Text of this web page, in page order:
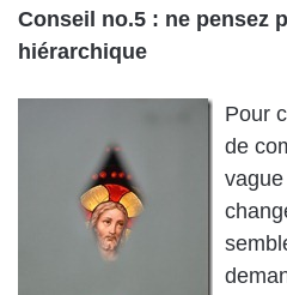
Conseil no.5 : ne pensez
hiérarchique
Pour
de